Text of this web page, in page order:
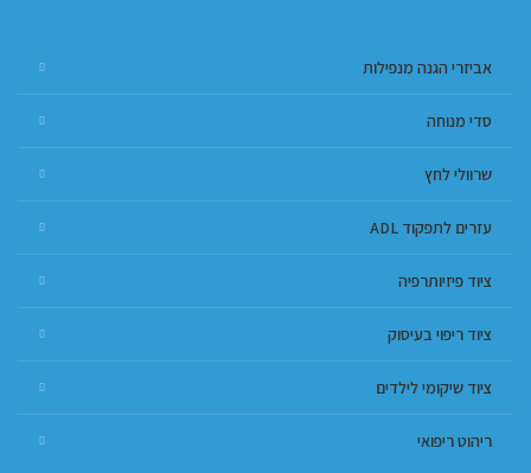
אביזרי הגנה מנפילות
סדי מנוחה
שרוולי לחץ
עזרים לתפקוד ADL
ציוד פיזיותרפיה
ציוד ריפוי בעיסוק
ציוד שיקומי לילדים
ריהוט ריפואי